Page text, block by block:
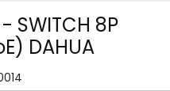
SWITCH 8P
DAHUA